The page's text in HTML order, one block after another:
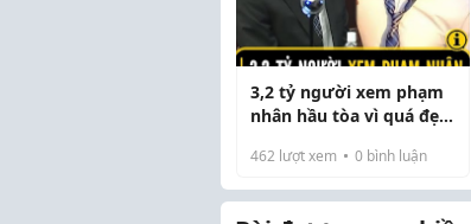
3,2 tỷ người xem phạm
nhân hầu tòa vì quá đẹp
462 lượt xem 0 bình luận